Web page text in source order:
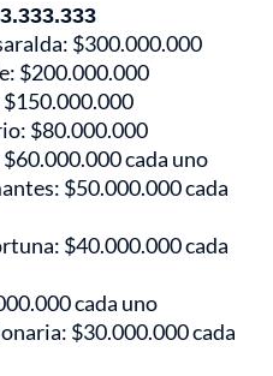
$300.000.000
$200.000.000
$80.000.000
$60.000.000 cada uno
$50.000.000 cada
$40.000.000 cada
cada uno
$30.000.000 cada